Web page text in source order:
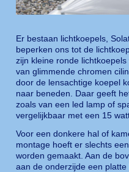
Er bestaan lichtkoepels,
beperken ons tot de
zijn kleine ronde
van glimmende chromen
door de lensachtige koepel
naar beneden. Daar geeft
zoals van een led lamp of
vergelijkbaar met een 15
Voor een donkere hal of
montage hoeft er slechts
worden gemaakt. Aan de
aan de onderzijde een